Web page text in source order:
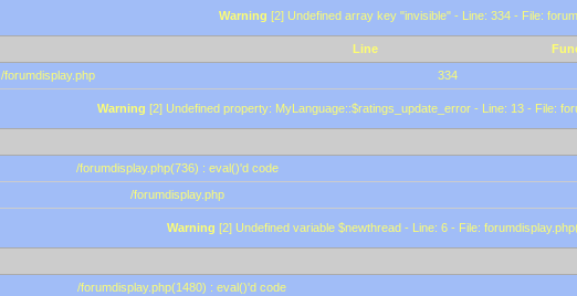
Warning [2] Undefined array key "invisible" - Line: 334 - File:
Line
/forumdisplay.php
334
Warning [2] Undefined property: MyLanguage::$ratings_update_error - Line: 13 - File:
/forumdisplay.php(736) : eval()'d code
/forumdisplay.php
Warning [2] Undefined variable $newthread - Line: 6 - File:
/forumdisplay.php(1480) : eval()'d code